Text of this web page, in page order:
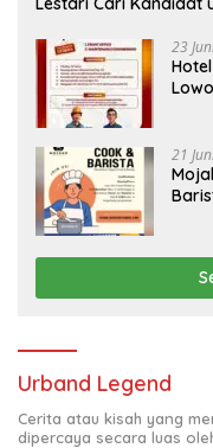
23
21
Urband Legend
Cerita atau kisah yang
dipercaya secara luas